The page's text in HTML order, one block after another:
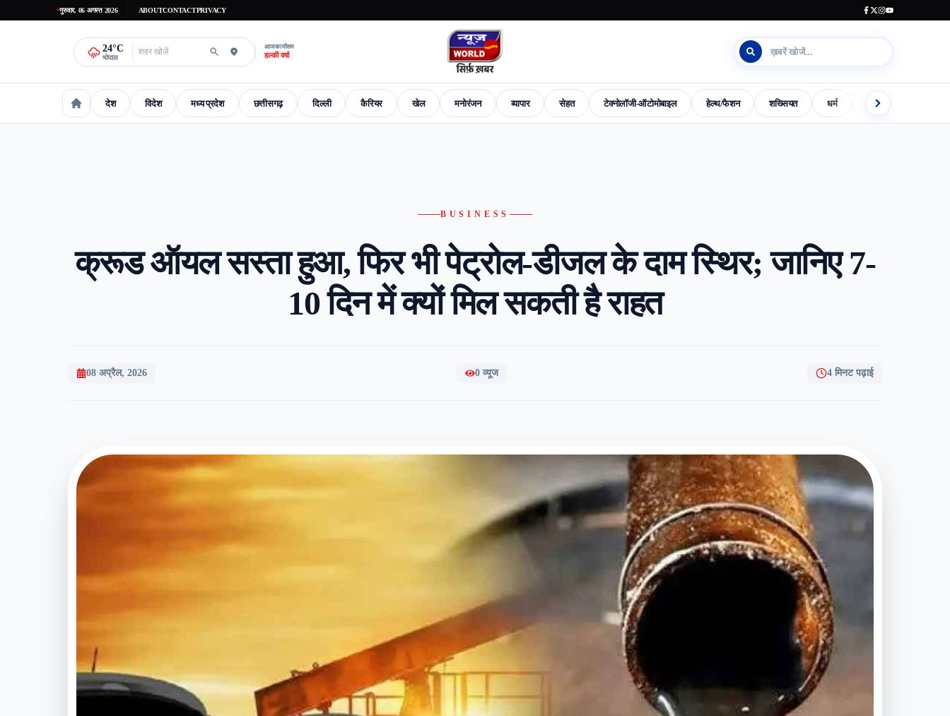
गुरुवार, 06 अगस्त 2026 ABOUTCONTACTPRIVACY
24°C
भोपाल
आज का मौसम
हल्की वर्षा
देश विदेश मध्य प्रदेश छत्तीसगढ़ दिल्ली कैरियर खेल मनोरंजन व्यापार सेहत टेक्नोलॉजी-ऑटोमोबाइल हेल्थ/फैशन शख्सियत धर्म इलेक्शन काउंटडाउन
nationalInternational madhaya-pradesh ChhattisgarhDelhi-News Career SportsEntertainment BusinessHealthTech-News Fashion News-World-Special Dharm Madhya-Pradesh-Election-2023
BUSINESS
क्रूड ऑयल सस्ता हुआ, फिर भी पेट्रोल-डीजल के दाम स्थिर; जानिए 7-
10 दिन में क्यों मिल सकती है राहत
08 अप्रैल, 2026 0व्यूज 4 मिनट पढ़ाई